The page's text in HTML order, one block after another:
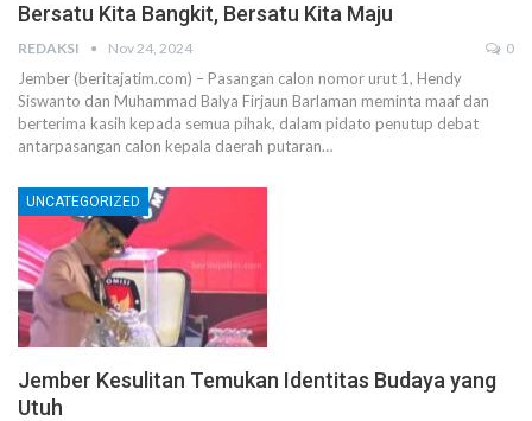
Bersatu Kita Bangkit, Bersatu Kita Maju
REDAKSI Nov 24, 2024 0
Jember (beritajatim.com) – Pasangan calon nomor urut 1, Hendy
Siswanto dan Muhammad Balya Firjaun Barlaman meminta maaf dan
berterima kasih kepada semua pihak, dalam pidato penutup debat
antarpasangan calon kepala daerah putaran…
UNCATEGORIZED
Jember Kesulitan Temukan Identitas Budaya yang
Utuh